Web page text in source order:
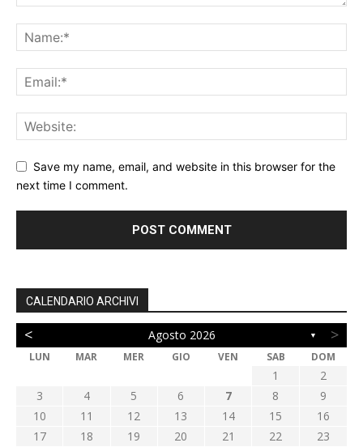
Save my name, email, and website in this browser for the
next time I comment.
CALENDARIO ARCHIVI
< Agosto 2026 ▼ >
LUN MAR MER GIO VEN SAB DOM
1
2
3
4 5 6 7 8
9
10
11 12 13 14 15
16
17
18 19 20 21 22
23